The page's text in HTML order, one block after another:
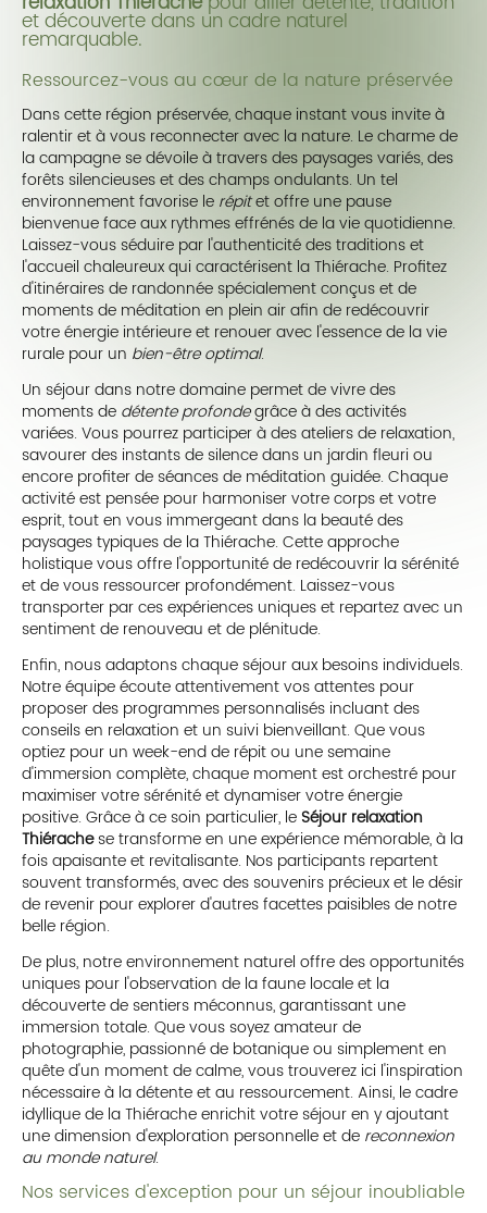
et découverte dans un cadre naturel
remarquable.
Ressourcez-vous au cœur de la nature préservée
Dans cette région préservée, chaque instant vous invite à
ralentir et à vous reconnecter avec la nature. Le charme de
la campagne se dévoile à travers des paysages variés, des
forêts silencieuses et des champs ondulants. Un tel
environnement favorise le répitet offre une pause
bienvenue face aux rythmes effrénés de la vie quotidienne.
Laissez-vous séduire par l'authenticité des traditions et
l'accueil chaleureux qui caractérisent la Thiérache. Profitez
d'itinéraires de randonnée spécialement conçus et de
moments de méditation en plein air afin de redécouvrir
votre énergie intérieure et renouer avec l'essence de la vie
rurale pour un bien-être optimal.
Un séjour dans notre domaine permet de vivre des
moments de détente profondegrâce à des activités
variées. Vous pourrez participer à des ateliers de relaxation,
savourer des instants de silence dans un jardin fleuri ou
encore profiter de séances de méditation guidée. Chaque
activité est pensée pour harmoniser votre corps et votre
esprit, tout en vous immergeant dans la beauté des
paysages typiques de la Thiérache. Cette approche
holistique vous offre l'opportunité de redécouvrir la sérénité
et de vous ressourcer profondément. Laissez-vous
transporter par ces expériences uniques et repartez avec un
sentiment de renouveau et de plénitude.
Enfin, nous adaptons chaque séjour aux besoins individuels.
Notre équipe écoute attentivement vos attentes pour
proposer des programmes personnalisés incluant des
conseils en relaxation et un suivi bienveillant. Que vous
optiez pour un week-end de répit ou une semaine
d'immersion complète, chaque moment est orchestré pour
maximiser votre sérénité et dynamiser votre énergie
positive. Grâce à ce soin particulier, leSéjour relaxation
Thiérachese transforme en une expérience mémorable, à la
fois apaisante et revitalisante. Nos participants repartent
souvent transformés, avec des souvenirs précieux et le désir
de revenir pour explorer d'autres facettes paisibles de notre
belle région.
De plus, notre environnement naturel offre des opportunités
uniques pour l'observation de la faune locale et la
découverte de sentiers méconnus, garantissant une
immersion totale. Que vous soyez amateur de
photographie, passionné de botanique ou simplement en
quête d'un moment de calme, vous trouverez ici l'inspiration
nécessaire à la détente et au ressourcement. Ainsi, le cadre
idyllique de la Thiérache enrichit votre séjour en y ajoutant
une dimension d'exploration personnelle et de reconnexion
au monde naturel.
Nos services d'exception pour un séjour inoubliable